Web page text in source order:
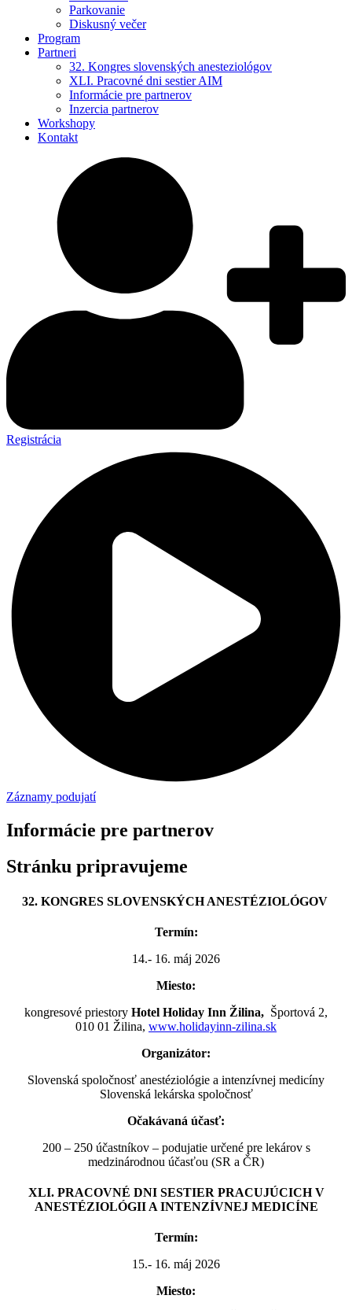
Parkovanie
Diskusný večer
Program
Partneri
32. Kongres slovenských anesteziológov
XLI. Pracovné dni sestier AIM
Informácie pre partnerov
Inzercia partnerov
Workshopy
Kontakt
Registrácia
Záznamy podujatí
Informácie pre partnerov
Stránku pripravujeme
32. KONGRES SLOVENSKÝCH ANESTÉZIOLÓGOV
Termín:
14.- 16. máj 2026
Miesto:
kongresové priestory Hotel Holiday Inn Žilina, Športová 2,
010 01 Žilina, www.holidayinn-zilina.sk
Organizátor:
Slovenská spoločnosť anestéziológie a intenzívnej medicíny
Slovenská lekárska spoločnosť
Očakávaná účasť:
200 – 250 účastníkov – podujatie určené pre lekárov s
medzinárodnou účasťou (SR a ČR)
XLI. PRACOVNÉ DNI SESTIER PRACUJÚCICH V
ANESTÉZIOLÓGII A INTENZÍVNEJ MEDICÍNE
Termín:
15.- 16. máj 2026
Miesto: